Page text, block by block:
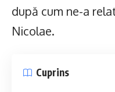
după cum ne-a
Nicolae.
Cuprins